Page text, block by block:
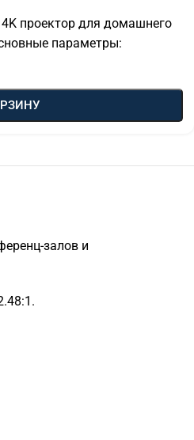
проектор для домашнего
параметры:
залов и